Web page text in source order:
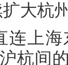
大杭
连上
杭间